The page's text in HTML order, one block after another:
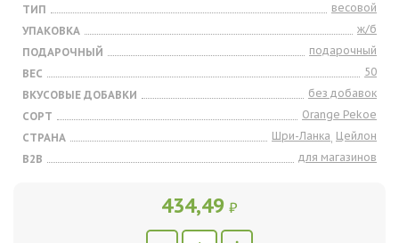
ТИП
весовой
УПАКОВКА
ж/б
ПОДАРОЧНЫЙ
подарочный
ВЕС
50
ВКУСОВЫЕ ДОБАВКИ
без добавок
СОРТ
Orange Pekoe
СТРАНА
Шри-Ланка, Цейлон
B2B
для магазинов
434,49 ₽